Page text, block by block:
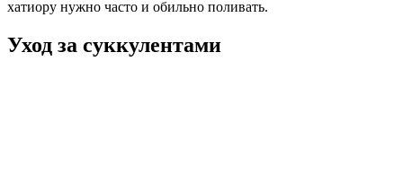
хатиору нужно часто и обильно поливать.
Уход за суккулентами